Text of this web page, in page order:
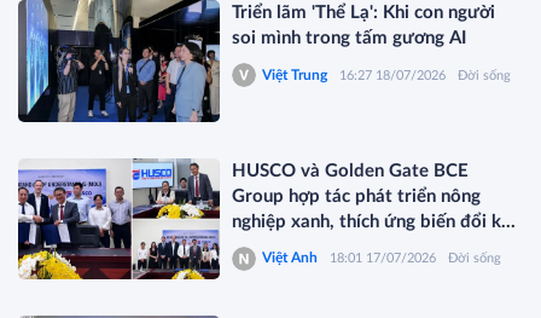
Triển lãm 'Thể Lạ': Khi con người
soi mình trong tấm gương AI
Việt Trung 16:27 18/07/2026 Đời sống
HUSCO và Golden Gate BCE
Group hợp tác phát triển nông
nghiệp xanh, thích ứng biến đổi khí
hậu
Việt Anh 18:01 17/07/2026 Đời sống